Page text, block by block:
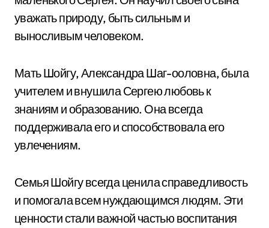
уважать природу, быть сильным и
выносливым человеком.
Мать Шойгу, Александра Шаг-ооловна, была
учителем и внушила Сергею любовь к
знаниям и образованию. Она всегда
поддерживала его и способствовала его
увлечениям.
Семья Шойгу всегда ценила справедливость
и помогала всем нуждающимся людям. Эти
ценности стали важной частью воспитания